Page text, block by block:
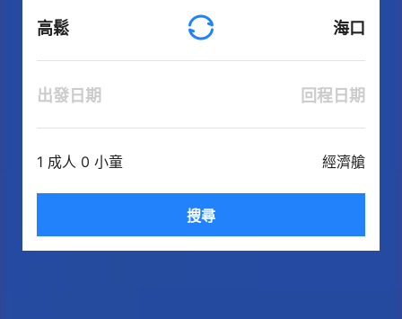
高鬆 海口
出發日期 回程日期
1 成人 0 小童 經濟艙
搜尋